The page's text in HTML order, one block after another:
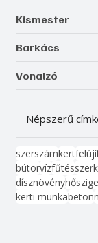
Kismester
Barkács
Vonalzó
Népszerű
szerszámkert
bútorvízfűtés
dísznövény
kerti munkabeton